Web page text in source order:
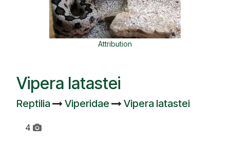
Attribution
Vipera latastei
Reptilia Viperidae Vipera latastei
4